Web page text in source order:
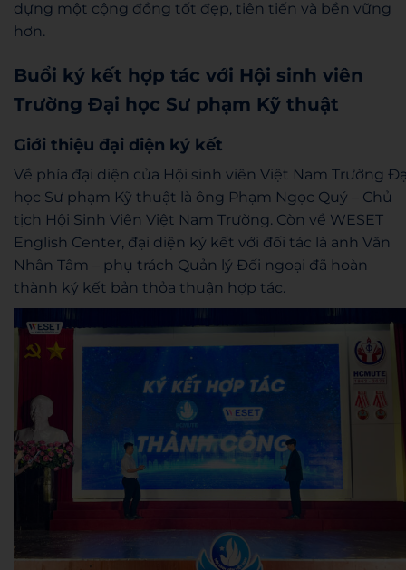
dựng một cộng đồng tốt đẹp, tiên tiến và bền vững
hơn.
Buổi ký kết hợp tác với Hội sinh viên
Trường Đại học Sư phạm Kỹ thuật
Giới thiệu đại diện ký kết
Về phía đại diện của Hội sinh viên Việt Nam Trường
học Sư phạm Kỹ thuật là ông Phạm Ngọc Quý – Chủ
tịch Hội Sinh Viên Việt Nam Trường. Còn về WESET
English Center, đại diện ký kết với đối tác là anh Văn
Nhân Tâm – phụ trách Quản lý Đối ngoại đã hoàn
thành ký kết bản thỏa thuận hợp tác.